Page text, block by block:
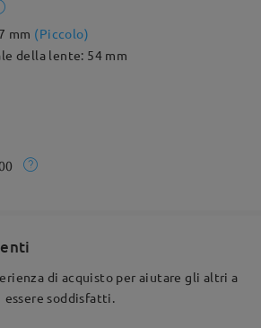
mm (Piccolo)
della lente: 54 mm
di acquisto per aiutare gli altri a
essere soddisfatti.